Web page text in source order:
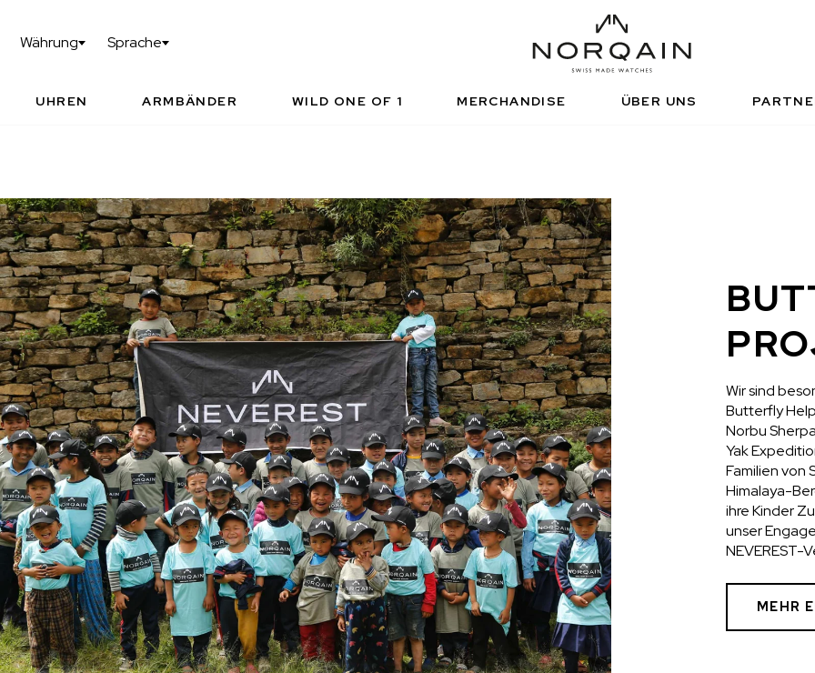
Währung Sprache
UHREN ARMBÄNDER WILD ONE OF 1 MERCHANDISE ÜBER UNS
VORGESCHLAGENE ZEITMESSER
CHF 5,250 CHF 4,450 CHF 5,250
INDEPENDENCE ADVENTURE
NORQAIN WERTE
AUTORISIERTE HÄNDLER NORQAIN
NORQAIN WERTE
Wir sind
Butterfly
Norbu
Yak
Familien von
Himalaya-
ihre Kinder
unser
NEVEREST-
MEHR